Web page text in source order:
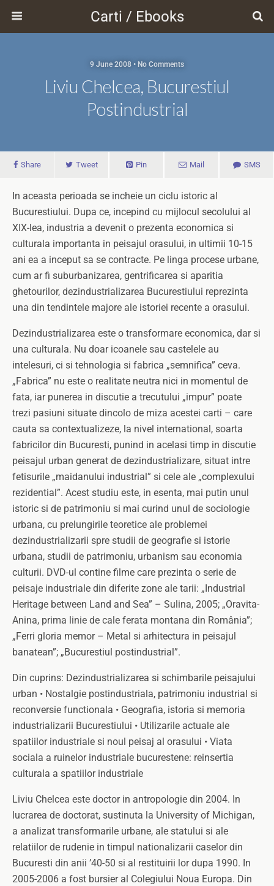
Carti / Ebooks
9 June 2008 • No Comments
Liviu Chelcea, Bucurestiul
Postindustrial
Share Tweet Pin Mail SMS
In aceasta perioada se incheie un ciclu istoric al
Bucurestiului. Dupa ce, incepind cu mijlocul secolului al
XIX-lea, industria a devenit o prezenta economica si
culturala importanta in peisajul orasului, in ultimii 10-15
ani ea a inceput sa se contracte. Pe linga procese urbane,
cum ar fi suburbanizarea, gentrificarea si aparitia
ghetourilor, dezindustrializarea Bucurestiului reprezinta
una din tendintele majore ale istoriei recente a orasului.
Dezindustrializarea este o transformare economica, dar si
una culturala. Nu doar icoanele sau castelele au
intelesuri, ci si tehnologia si fabrica „semnifica” ceva.
„Fabrica” nu este o realitate neutra nici in momentul de
fata, iar punerea in discutie a trecutului „impur” poate
trezi pasiuni situate dincolo de miza acestei carti – care
cauta sa contextualizeze, la nivel international, soarta
fabricilor din Bucuresti, punind in acelasi timp in discutie
peisajul urban generat de dezindustrializare, situat intre
fetisurile „maidanului industrial” si cele ale „complexului
rezidential”. Acest studiu este, in esenta, mai putin unul
istoric si de patrimoniu si mai curind unul de sociologie
urbana, cu prelungirile teoretice ale problemei
dezindustrializarii spre studii de geografie si istorie
urbana, studii de patrimoniu, urbanism sau economia
culturii. DVD-ul contine filme care prezinta o serie de
peisaje industriale din diferite zone ale tarii: „Industrial
Heritage between Land and Sea” – Sulina, 2005; „Oravita-
Anina, prima linie de cale ferata montana din România”;
„Ferri gloria memor – Metal si arhitectura in peisajul
banatean”; „Bucurestiul postindustrial”.
Din cuprins: Dezindustrializarea si schimbarile peisajului
urban • Nostalgie postindustriala, patrimoniu industrial si
reconversie functionala • Geografia, istoria si memoria
industrializarii Bucurestiului • Utilizarile actuale ale
spatiilor industriale si noul peisaj al orasului • Viata
sociala a ruinelor industriale bucurestene: reinsertia
culturala a spatiilor industriale
Liviu Chelcea este doctor in antropologie din 2004. In
lucrarea de doctorat, sustinuta la University of Michigan,
a analizat transformarile urbane, ale statului si ale
relatiilor de rudenie in timpul nationalizarii caselor din
Bucuresti din anii ’40-50 si al restituirii lor dupa 1990. In
2005-2006 a fost bursier al Colegiului Noua Europa. Din